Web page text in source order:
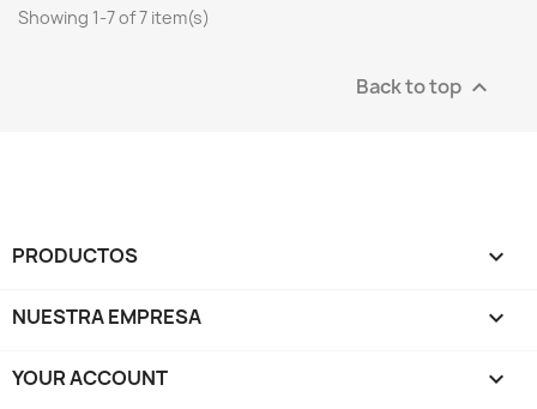
Showing 1-7 of 7 item(s)
Back to top 
PRODUCTOS 
NUESTRA EMPRESA 
YOUR ACCOUNT 